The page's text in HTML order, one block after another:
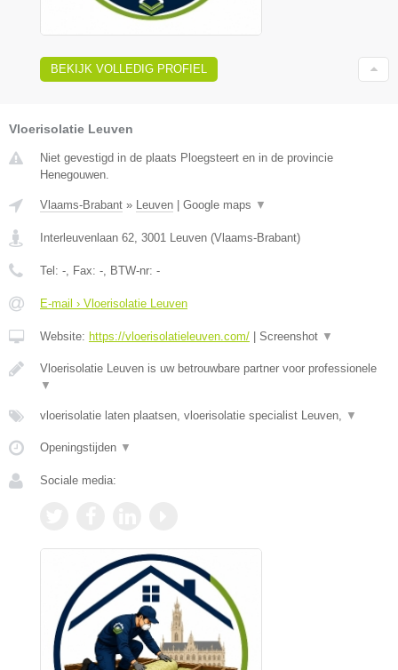
BEKIJK VOLLEDIG PROFIEL
Vloerisolatie Leuven
Niet gevestigd in de plaats Ploegsteert en in de provincie
Henegouwen.
Vlaams-Brabant » Leuven Google maps ▼
Interleuvenlaan 62, 3001 Leuven (Vlaams-Brabant)
Tel: -, Fax: -, BTW-nr: -
E-mail › Vloerisolatie Leuven
Website: https://vloerisolatieleuven.com/ Screenshot ▼
Vloerisolatie Leuven is uw betrouwbare partner voor professionele
▼
vloerisolatie laten plaatsen, vloerisolatie specialist Leuven, ▼
Openingstijden ▼
Sociale media: